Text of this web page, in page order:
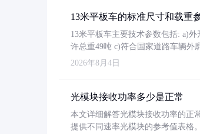
13米平板车的标准尺寸和载重
13米平板车主要技术参数包括: a)
许总重49吨 c)符合国家道路车辆外
2026年8月4日
光模块接收功率多少是正常
本文详细解答光模块接收功率的正
提供不同速率光模块的参考值表格